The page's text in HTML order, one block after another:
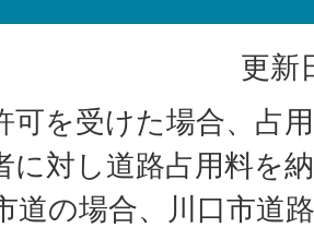
更新
可を受けた場合、占
に対し道路占用料を
道の場合、川口市道